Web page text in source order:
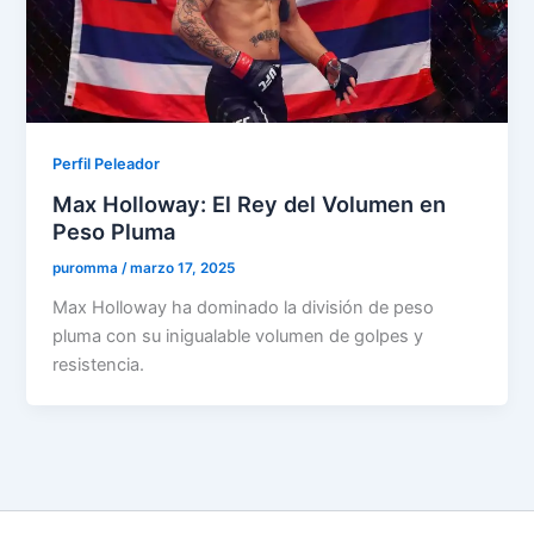
Perfil Peleador
Max Holloway: El Rey del Volumen en
Peso Pluma
puromma/marzo 17, 2025
Max Holloway ha dominado la división de peso
pluma con su inigualable volumen de golpes y
resistencia.